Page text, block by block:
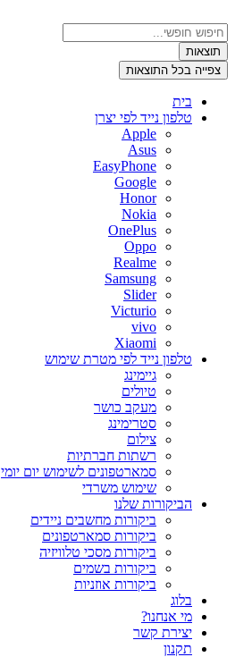
לתוכן
Search
...תוצאות
צפייה בכל התוצאות
בית
טלפון נייד לפי יצרן
Apple
Asus
EasyPhone
Google
Honor
Nokia
OnePlus
Oppo
Realme
Samsung
Slider
Victurio
vivo
Xiaomi
טלפון נייד לפי מטרת שימוש
גיימינג
טיולים
מעקב כושר
סטרימינג
צילום
רשתות חברתיות
סמארטפונים לשימוש יום יומי
שימוש משרדי
הביקורות שלנו
ביקורות מחשבים ניידים
ביקורות סמארטפונים
ביקורות מסכי טלוויזיה
ביקורות בשמים
ביקורות אוזניות
בלוג
מי אנחנו?
יצירת קשר
תקנון